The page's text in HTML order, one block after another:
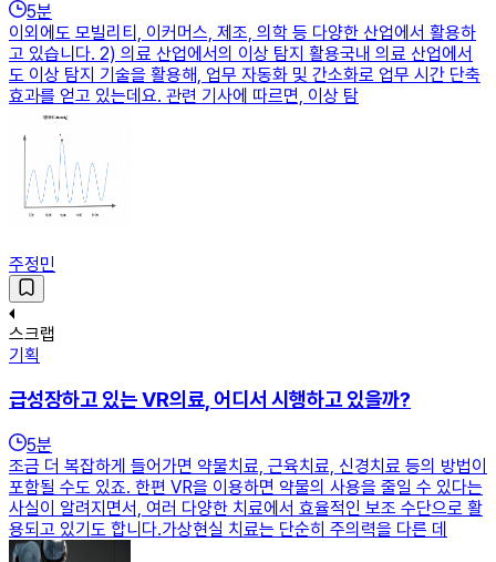
5분
이외에도 모빌리티, 이커머스, 제조, 의학 등 다양한 산업에서 활용하
고 있습니다. 2) 의료 산업에서의 이상 탐지 활용국내 의료 산업에서
도 이상 탐지 기술을 활용해, 업무 자동화 및 간소화로 업무 시간 단축
효과를 얻고 있는데요. 관련 기사에 따르면, 이상 탐
주정민
스크랩
기획
급성장하고 있는 VR의료, 어디서 시행하고 있을까?
5분
조금 더 복잡하게 들어가면 약물치료, 근육치료, 신경치료 등의 방법이
포함될 수도 있죠. 한편 VR을 이용하면 약물의 사용을 줄일 수 있다는
사실이 알려지면서, 여러 다양한 치료에서 효율적인 보조 수단으로 활
용되고 있기도 합니다.가상현실 치료는 단순히 주의력을 다른 데